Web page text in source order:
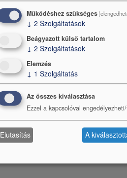
Működéshez szükséges
↓ 2 Szolgáltatások
Beágyazott külső tartalom
↓ 2 Szolgáltatások
Elemzés
↓ 1 Szolgáltatás
Az összes kiválasztása
Ezzel a kapcsolóval
Elutasítás A